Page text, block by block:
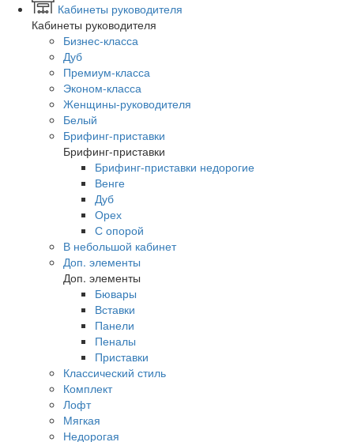
Кабинеты руководителя
Кабинеты руководителя
Бизнес-класса
Дуб
Премиум-класса
Эконом-класса
Женщины-руководителя
Белый
Брифинг-приставки
Брифинг-приставки
Брифинг-приставки недорогие
Венге
Дуб
Орех
С опорой
В небольшой кабинет
Доп. элементы
Доп. элементы
Бювары
Вставки
Панели
Пеналы
Приставки
Классический стиль
Комплект
Лофт
Мягкая
Недорогая